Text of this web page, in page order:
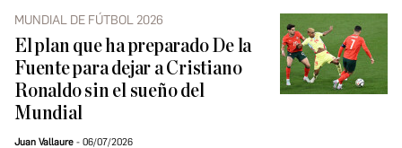
MUNDIAL DE FÚTBOL 2026
El plan que ha preparado De la
Fuente para dejar a Cristiano
Ronaldo sin el sueño del
Mundial
Juan Vallaure 06/07/2026